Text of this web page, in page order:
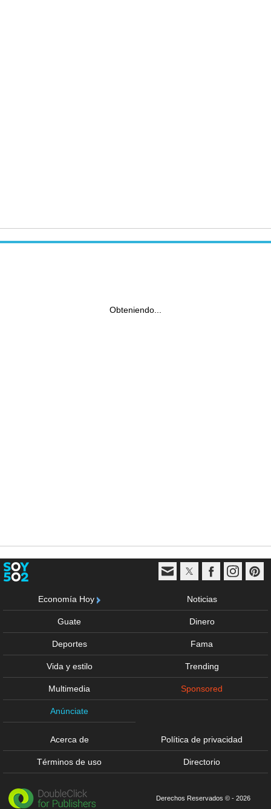
Obteniendo...
Economía Hoy Noticias
Guate Dinero
Deportes Fama
Vida y estilo Trending
Multimedia Sponsored
Anúnciate
Acerca de Política de privacidad
Términos de uso Directorio
Derechos Reservados © - 2026